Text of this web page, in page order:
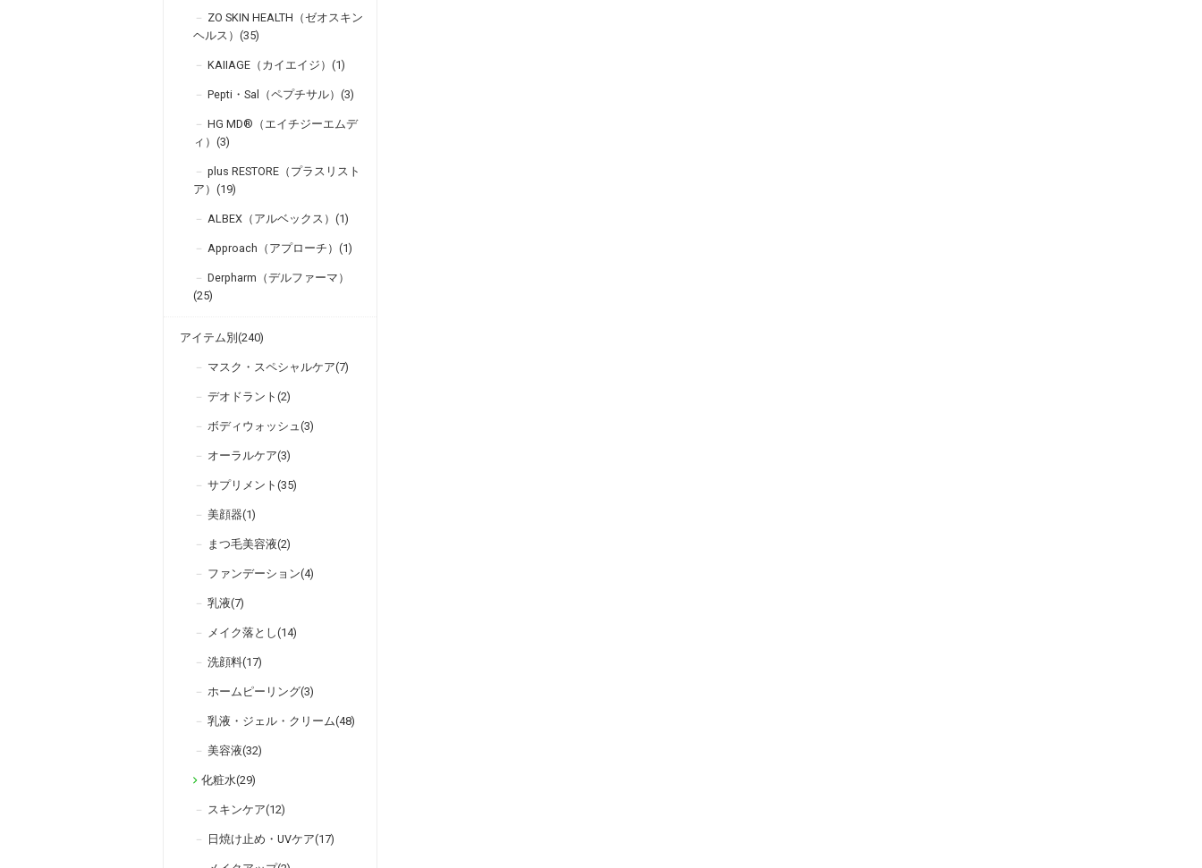
ZO SKIN HEALTH（ゼオスキン
ヘルス）(35)
KAIIAGE（カイエイジ）(1)
Pepti・Sal（ペプチサル）(3)
HG MD®（エイチジーエムデ
ィ）(3)
plus RESTORE（プラスリスト
ア）(19)
ALBEX（アルベックス）(1)
Approach（アプローチ）(1)
Derpharm（デルファーマ）
(25)
アイテム別(240)
マスク・スペシャルケア(7)
デオドラント(2)
ボディウォッシュ(3)
オーラルケア(3)
サプリメント(35)
美顔器(1)
まつ毛美容液(2)
ファンデーション(4)
乳液(7)
メイク落とし(14)
洗顔料(17)
ホームピーリング(3)
乳液・ジェル・クリーム(48)
美容液(32)
化粧水(29)
スキンケア(12)
日焼け止め・UVケア(17)